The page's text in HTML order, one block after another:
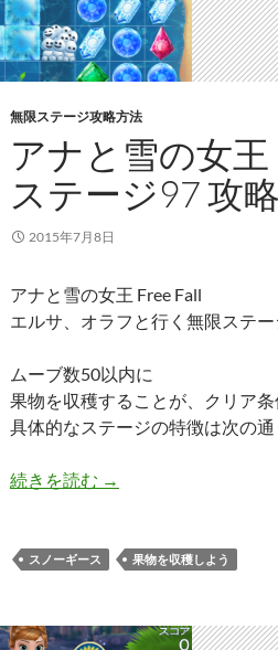
無限ステージ攻略方法
アナと雪の女王
ステージ97 攻
2015年7月8日
アナと雪の女王 Free Fall
エルサ、オラフと行く無限ステー
ムーブ数50以内に
果物を収穫することが、クリア条
具体的なステージの特徴は次の通
続きを読む アナと雪の女王 Free
→
スノーギース 果物を収穫しよう